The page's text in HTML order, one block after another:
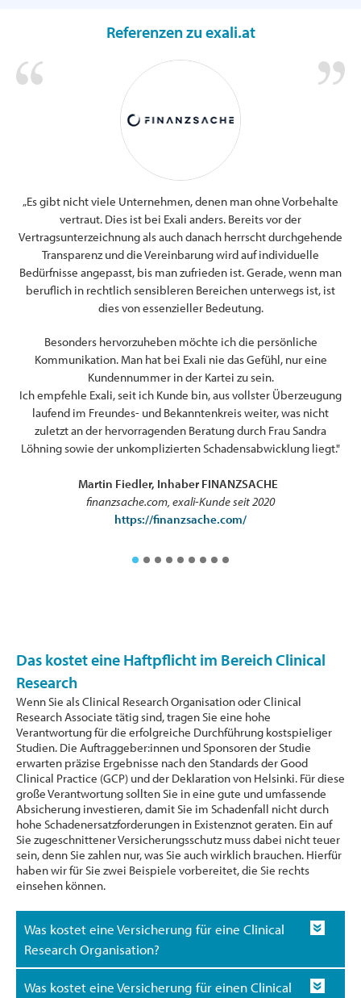
Referenzen zu exali.at
„Es gibt nicht viele Unternehmen, denen man ohne Vorbehalte
vertraut. Dies ist bei Exali anders. Bereits vor der
Vertragsunterzeichnung als auch danach herrscht durchgehende
Transparenz und die Vereinbarung wird auf individuelle
Bedürfnisse angepasst, bis man zufrieden ist. Gerade, wenn man
beruflich in rechtlich sensibleren Bereichen unterwegs ist, ist
dies von essenzieller Bedeutung.
Besonders hervorzuheben möchte ich die persönliche
Kommunikation. Man hat bei Exali nie das Gefühl, nur eine
Kundennummer in der Kartei zu sein.
Ich empfehle Exali, seit ich Kunde bin, aus vollster Überzeugung
laufend im Freundes- und Bekanntenkreis weiter, was nicht
zuletzt an der hervorragenden Beratung durch Frau Sandra
Löhning sowie der unkomplizierten Schadensabwicklung liegt."
Martin Fiedler, Inhaber FINANZSACHE
finanzsache.com, exali-Kunde seit 2020
https://finanzsache.com/
Das kostet eine Haftpflicht im Bereich Clinical
Research
Wenn Sie als Clinical Research Organisation oder Clinical
Research Associate tätig sind, tragen Sie eine hohe
Verantwortung für die erfolgreiche Durchführung kostspieliger
Studien. Die Auftraggeber:innen und Sponsoren der Studie
erwarten präzise Ergebnisse nach den Standards der Good
Clinical Practice (GCP) und der Deklaration von Helsinki. Für diese
große Verantwortung sollten Sie in eine gute und umfassende
Absicherung investieren, damit Sie im Schadenfall nicht durch
hohe Schadenersatzforderungen in Existenznot geraten. Ein auf
Sie zugeschnittener Versicherungsschutz muss dabei nicht teuer
sein, denn Sie zahlen nur, was Sie auch wirklich brauchen. Hierfür
haben wir für Sie zwei Beispiele vorbereitet, die Sie rechts
einsehen können.
Was kostet eine Versicherung für eine Clinical
Research Organisation?
Was kostet eine Versicherung für einen Clinical